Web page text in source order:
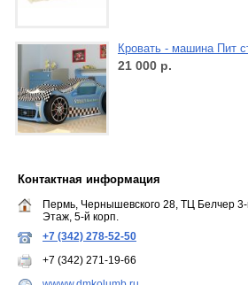
Кровать - машина Пит
21 000 р.
Контактная информация
Пермь, Чернышевского 28, ТЦ Белчер
Этаж, 5-й корп.
+7 (342) 278-52-50
+7 (342) 271-19-66